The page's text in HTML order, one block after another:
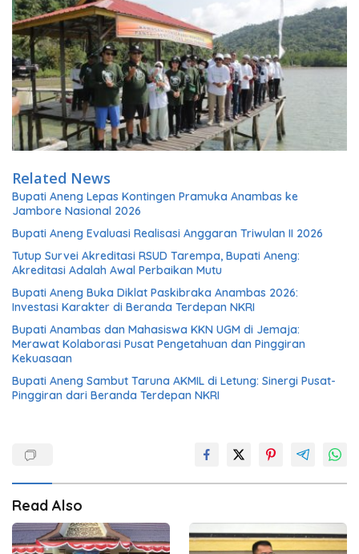
Related News
Bupati Aneng Lepas Kontingen Pramuka Anambas ke
Jambore Nasional 2026
Bupati Aneng Evaluasi Realisasi Anggaran Triwulan II 2026
Tutup Survei Akreditasi RSUD Tarempa, Bupati Aneng:
Akreditasi Adalah Awal Perbaikan Mutu
Bupati Aneng Buka Diklat Paskibraka Anambas 2026:
Investasi Karakter di Beranda Terdepan NKRI
Bupati Anambas dan Mahasiswa KKN UGM di Jemaja:
Merawat Kolaborasi Pusat Pengetahuan dan Pinggiran
Kekuasaan
Bupati Aneng Sambut Taruna AKMIL di Letung: Sinergi Pusat-
Pinggiran dari Beranda Terdepan NKRI
Read Also